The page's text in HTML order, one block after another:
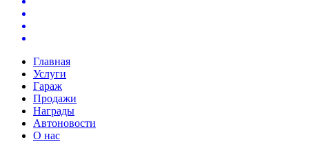
Главная
Услуги
Гараж
Продажи
Награды
Автоновости
О нас